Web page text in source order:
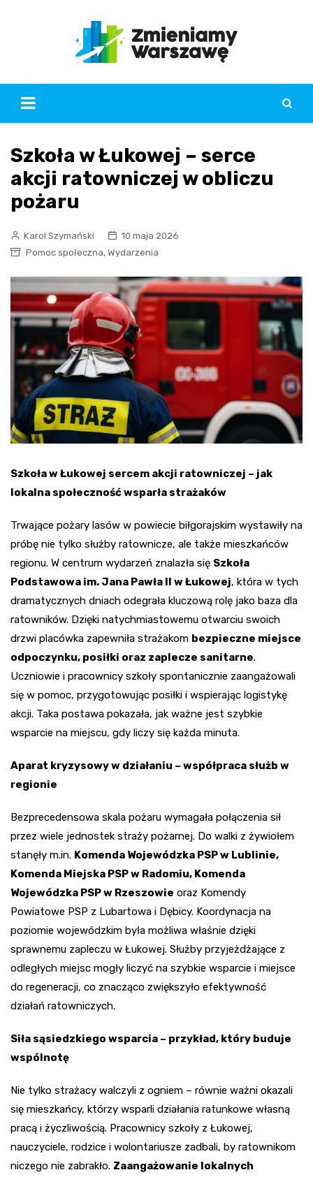
Szkoła w Łukowej – serce
akcji ratowniczej w obliczu
pożaru
Karol Szymański
10 maja 2026
Pomoc społeczna, Wydarzenia
Szkoła w Łukowej sercem akcji ratowniczej – jak
lokalna społeczność wsparła strażaków
Trwające pożary lasów w powiecie biłgorajskim wystawiły na
próbę nie tylko służby ratownicze, ale także mieszkańców
regionu. W centrum wydarzeń znalazła się Szkoła
Podstawowa im. Jana Pawła II w Łukowej, która w tych
dramatycznych dniach odegrała kluczową rolę jako baza dla
ratowników. Dzięki natychmiastowemu otwarciu swoich
drzwi placówka zapewniła strażakom bezpieczne miejsce
odpoczynku, posiłki oraz zaplecze sanitarne.
Uczniowie i pracownicy szkoły spontanicznie zaangażowali
się w pomoc, przygotowując posiłki i wspierając logistykę
akcji. Taka postawa pokazała, jak ważne jest szybkie
wsparcie na miejscu, gdy liczy się każda minuta.
Aparat kryzysowy w działaniu – współpraca służb w
regionie
Bezprecedensowa skala pożaru wymagała połączenia sił
przez wiele jednostek straży pożarnej. Do walki z żywiołem
stanęły m.in. Komenda Wojewódzka PSP w Lublinie,
Komenda Miejska PSP w Radomiu, Komenda
Wojewódzka PSP w Rzeszowie oraz Komendy
Powiatowe PSP z Lubartowa i Dębicy. Koordynacja na
poziomie wojewódzkim była możliwa właśnie dzięki
sprawnemu zapleczu w Łukowej. Służby przyjeżdżające z
odległych miejsc mogły liczyć na szybkie wsparcie i miejsce
do regeneracji, co znacząco zwiększyło efektywność
działań ratowniczych.
Siła sąsiedzkiego wsparcia – przykład, który buduje
wspólnotę
Nie tylko strażacy walczyli z ogniem – równie ważni okazali
się mieszkańcy, którzy wsparli działania ratunkowe własną
pracą i życzliwością. Pracownicy szkoły z Łukowej,
nauczyciele, rodzice i wolontariusze zadbali, by ratownikom
niczego nie zabrakło. Zaangażowanie lokalnych